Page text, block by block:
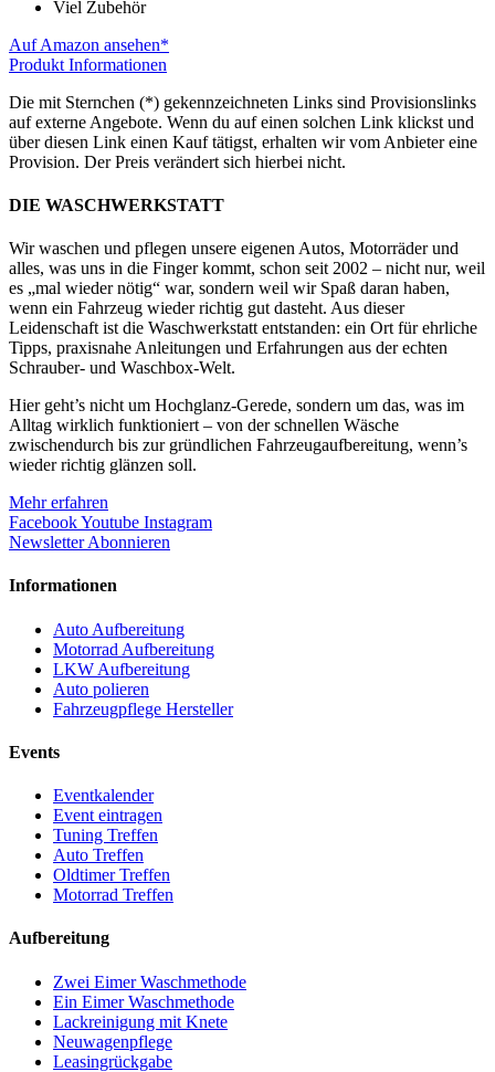
Viel Zubehör
Auf Amazon ansehen*
Produkt Informationen
Die mit Sternchen (*) gekennzeichneten Links sind Provisionslinks
auf externe Angebote. Wenn du auf einen solchen Link klickst und
über diesen Link einen Kauf tätigst, erhalten wir vom Anbieter eine
Provision. Der Preis verändert sich hierbei nicht.
DIE WASCHWERKSTATT
Wir waschen und pflegen unsere eigenen Autos, Motorräder und
alles, was uns in die Finger kommt, schon seit 2002 – nicht nur, weil
es „mal wieder nötig“ war, sondern weil wir Spaß daran haben,
wenn ein Fahrzeug wieder richtig gut dasteht. Aus dieser
Leidenschaft ist die Waschwerkstatt entstanden: ein Ort für ehrliche
Tipps, praxisnahe Anleitungen und Erfahrungen aus der echten
Schrauber- und Waschbox-Welt.
Hier geht’s nicht um Hochglanz-Gerede, sondern um das, was im
Alltag wirklich funktioniert – von der schnellen Wäsche
zwischendurch bis zur gründlichen Fahrzeugaufbereitung, wenn’s
wieder richtig glänzen soll.
Mehr erfahren
FacebookYoutube Instagram
Newsletter Abonnieren
Informationen
Auto Aufbereitung
Motorrad Aufbereitung
LKW Aufbereitung
Auto polieren
Fahrzeugpflege Hersteller
Events
Eventkalender
Event eintragen
Tuning Treffen
Auto Treffen
Oldtimer Treffen
Motorrad Treffen
Aufbereitung
Zwei Eimer Waschmethode
Ein Eimer Waschmethode
Lackreinigung mit Knete
Neuwagenpflege
Leasingrückgabe